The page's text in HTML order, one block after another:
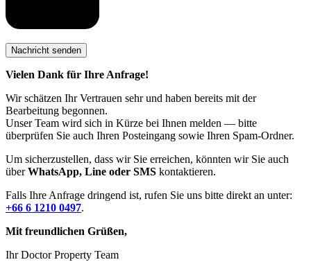
Vielen Dank für Ihre Anfrage!
Wir schätzen Ihr Vertrauen sehr und haben bereits mit der
Bearbeitung begonnen.
Unser Team wird sich in Kürze bei Ihnen melden — bitte
überprüfen Sie auch Ihren Posteingang sowie Ihren Spam-Ordner.
Um sicherzustellen, dass wir Sie erreichen, könnten wir Sie auch
überWhatsApp, Line oder SMS kontaktieren.
Falls Ihre Anfrage dringend ist, rufen Sie uns bitte direkt an unter:
+66 6 1210 0497.
Mit freundlichen Grüßen,
Ihr Doctor Property Team